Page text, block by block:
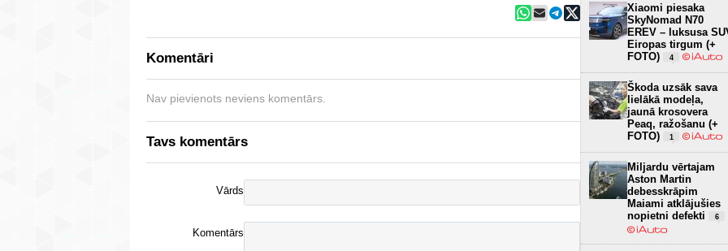
Komentāri
Nav pievienots neviens komentārs.
Tavs komentārs
Vārds
Komentārs
Xiaomi piesaka
SkyNomad N70
EREV – luksusa
Eiropas tirgum (+
FOTO)
4
Škoda uzsāk sava
lielākā modeļa,
jaunā krosovera
Peaq, ražošanu (+
FOTO)
1
Miljardu vērtajam
Aston Martin
debesskrāpim
Maiami atklājušies
nopietni defekti
6